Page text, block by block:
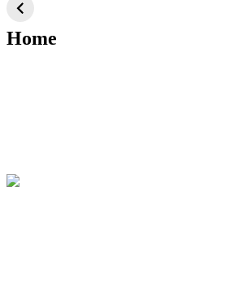
तकनीक जो आपको
2024 के लिए सीखनी
चाहिए
Home